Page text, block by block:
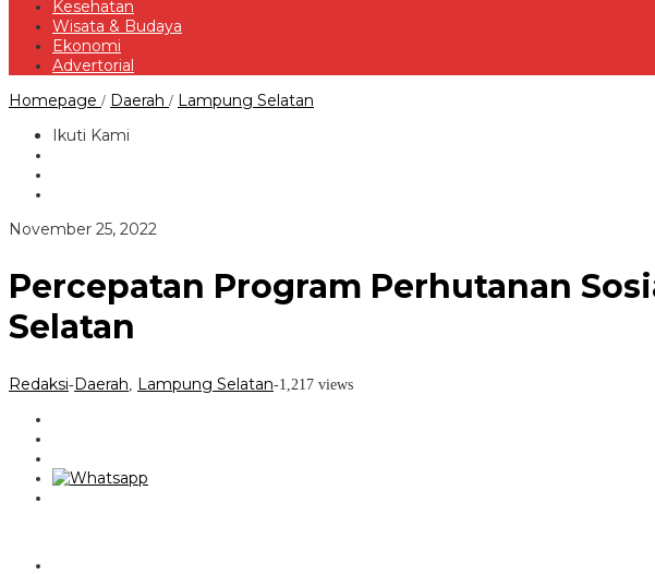
Kesehatan
Wisata & Budaya
Ekonomi
Advertorial
Homepage / Daerah / Lampung Selatan
Ikuti Kami
November 25, 2022
Percepatan Program Perhutanan
Selatan
Redaksi-Daerah Lampung Selatan-1,217 views